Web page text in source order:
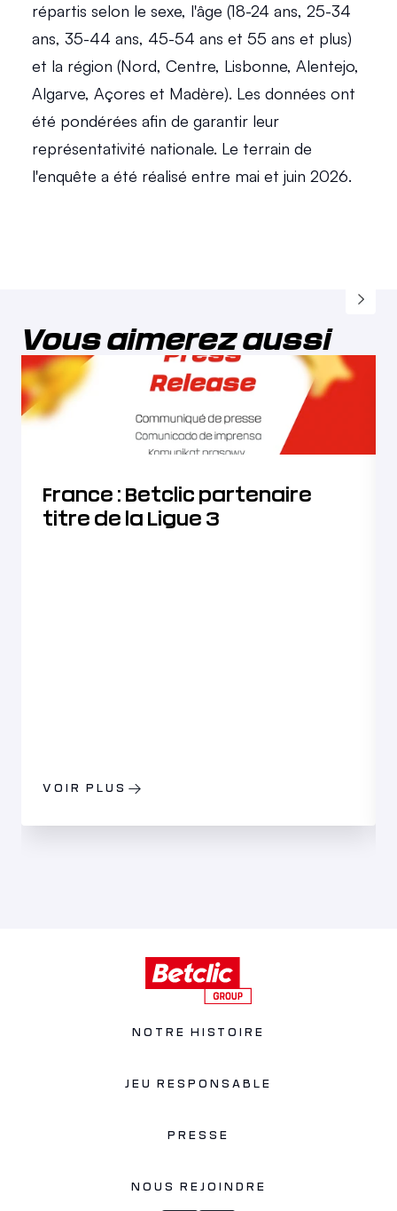
répartis selon le sexe, l'âge (18-24 ans, 25-34
ans, 35-44 ans, 45-54 ans et 55 ans et plus)
et la région (Nord, Centre, Lisbonne, Alentejo,
Algarve, Açores et Madère). Les données ont
été pondérées afin de garantir leur
représentativité nationale. Le terrain de
l'enquête a été réalisé entre mai et juin 2026.
Vous aimerez aussi
France : Betclic partenaire
titre de la Ligue 3
VOIR PLUS
NOTRE HISTOIRE
JEU RESPONSABLE
PRESSE
NOUS REJOINDRE